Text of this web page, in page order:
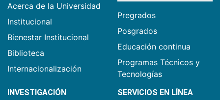
Acerca de la Universidad
Institucional
Bienestar Institucional
Biblioteca
Internacionalización
Pregrados
Posgrados
Educación continua
Programas Técnicos y
Tecnologías
INVESTIGACIÓN SERVICIOS EN LÍNEA